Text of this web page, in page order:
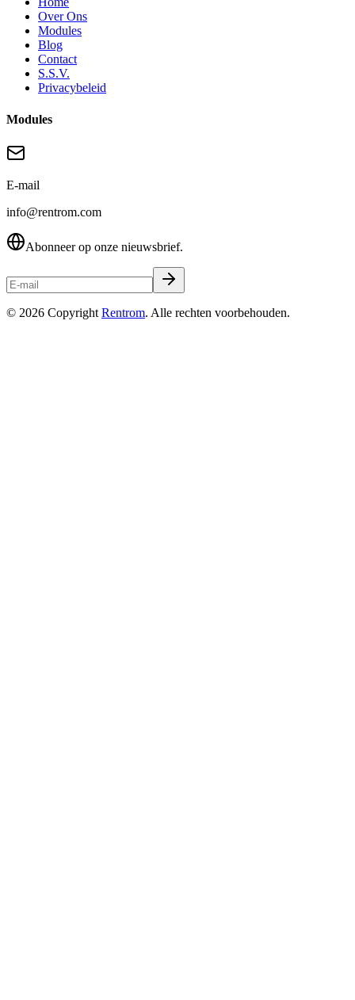
Over Ons
Modules
Blog
Contact
S.S.V.
Privacybeleid
Modules
E-mail
info@rentrom.com
Abonneer op onze nieuwsbrief.
© 2026 Copyright Rentrom. Alle rechten voorbehouden.